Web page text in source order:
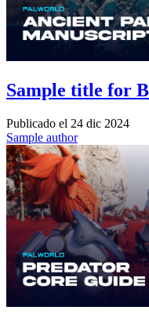
Sample title for
Publicado el 24 dic 2024
Sample author